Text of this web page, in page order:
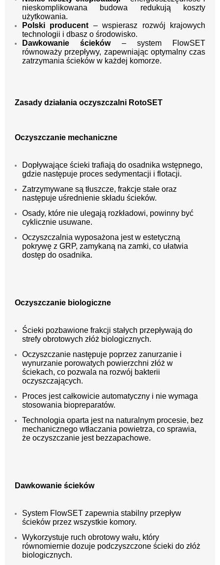
nieskomplikowana budowa redukują koszty
użytkowania.
Polski producent – wspierasz rozwój krajowych
technologii i dbasz o środowisko.
Dawkowanie ścieków– system FlowSET
równoważy przepływy, zapewniając optymalny czas
zatrzymania ścieków w każdej komorze.
Zasady działania oczyszczalni RotoSET
Oczyszczanie mechaniczne
Dopływające ścieki trafiają do osadnika wstępnego,
gdzie następuje proces sedymentacji i flotacji.
Zatrzymywane są tłuszcze, frakcje stałe oraz
następuje uśrednienie składu ścieków.
Osady, które nie ulegają rozkładowi, powinny być
cyklicznie usuwane.
Oczyszczalnia wyposażona jest w estetyczną
pokrywę z GRP, zamykaną na zamki, co ułatwia
dostęp do osadnika.
Oczyszczanie biologiczne
Ścieki pozbawione frakcji stałych przepływają do
strefy obrotowych złóż biologicznych.
Oczyszczanie następuje poprzez zanurzanie i
wynurzanie porowatych powierzchni złóż w
ściekach, co pozwala na rozwój bakterii
oczyszczających.
Proces jest całkowicie automatyczny i nie wymaga
stosowania biopreparatów.
Technologia oparta jest na naturalnym procesie, bez
mechanicznego wtłaczania powietrza, co sprawia,
że oczyszczanie jest bezzapachowe.
Dawkowanie ścieków
System FlowSET zapewnia stabilny przepływ
ścieków przez wszystkie komory.
Wykorzystuje ruch obrotowy wału, który
równomiernie dozuje podczyszczone ścieki do złóż
biologicznych.